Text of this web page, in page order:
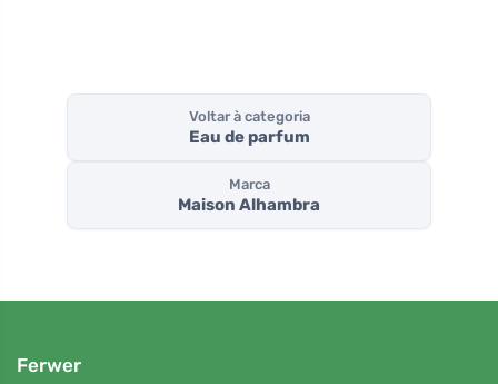
Voltar à categoria
Eau de parfum
Marca
Maison Alhambra
Ferwer